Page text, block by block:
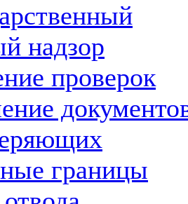
надзор
проверок
границы